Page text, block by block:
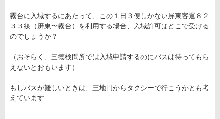
霧台に入域するにあたって、この１日３便しかない屏東客運８２
３３線（屏東〜霧台）を利用する場合、入域許可はどこで受ける
のでしょうか？
（おそらく、三徳検問所では入域申請するのにバスは待ってもら
えないとおもいます）
もしバスが難しいときは、三地門からタクシーで行こうかとも考
えています